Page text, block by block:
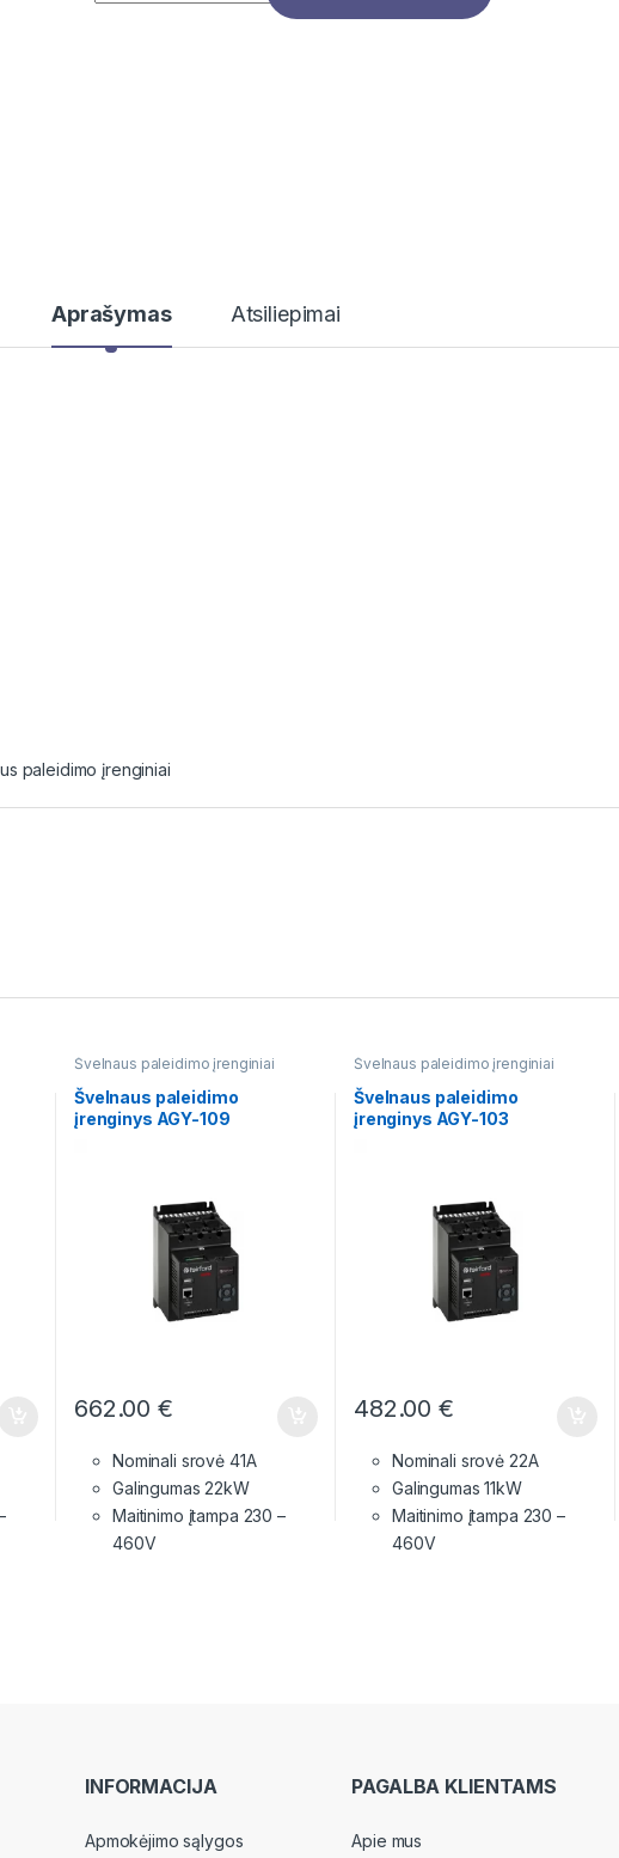
Aprašymas Atsiliepimai
paleidimo įrenginiai
Švelnaus paleidimo įrenginiai
Švelnaus paleidimo
įrenginys AGY-109
662.00€
Nominali srovė 41A
Galingumas 22kW
Maitinimo įtampa 230 –
460V
Švelnaus paleidimo įrenginiai
Švelnaus paleidimo
įrenginys AGY-103
482.00€
Nominali srovė 22A
Galingumas 11kW
Maitinimo įtampa 230 –
460V
INFORMACIJA
Apmokėjimo sąlygos
PAGALBA KLIENTAMS
Apie mus